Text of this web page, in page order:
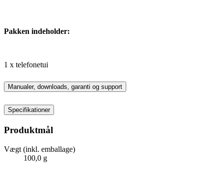
Pakken indeholder:
1 x telefonetui
Manualer, downloads, garanti og support
Specifikationer
Produktmål
Vægt (inkl. emballage)
100,0 g